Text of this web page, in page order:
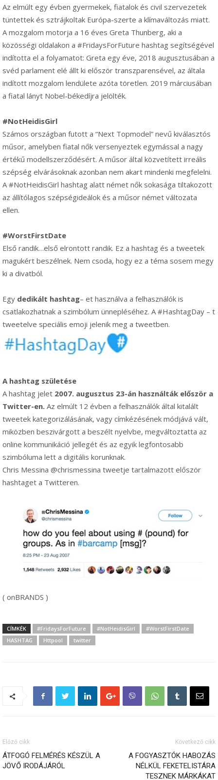
Az elmúlt egy évben gyermekek, fiatalok és civil szervezetek
tüntettek és sztrájkoltak Európa-szerte a klímaváltozás miatt.
A mozgalom motorja a 16 éves Greta Thunberg, aki a
közösségi oldalakon a #FridaysForFuture hashtag segítségével
indította el a folyamatot: Greta egy éve, 2018 augusztusában a
svéd parlament elé állt ki először transzparensével, az általa
indított mozgalom lendülete azóta töretlen. 2019 márciusában
a fiatal lányt Nobel-békedíjra jelölték.
#NotHeidisGirl
Számos országban futott a “Next Topmodel” nevű kiválasztós
műsor, amelyben fiatal nők versenyeztek egymással a nagy
értékű modellszerződésért. A műsor által közvetített irreális
szépség elvárásoknak azonban nem akart mindenki megfelelni.
A #NotHeidisGirl hashtag alatt német nők sokasága tiltakozott
az állítólagos szépségideálok és a műsor német változata
ellen.
#WorstFirstDate
Első randik…első elrontott randik. Ez a hashtag és a tweetek
magukért beszélnek. Nem csoda, hogy ez a téma sosem megy
ki a divatból.
Egy dedikált hashtag– et használva a felhasználók is
csatlakozhatnak a szimbólum ünnepléséhez. A #HashtagDay – t
tweetelve speciális emoji jelenik meg a tweetben.
A hashtag születése
A hashtag jelet 2007. augusztus 23-án használták először a
Twitter-en. Az elmúlt 12 évben a felhasználók által kitalált
tweetek kategorizálásának, vagy címkézésének módjává vált,
miközben beszivárgott a beszélt nyelvbe, megváltoztatta az
online kommunikáció jellegét és az egyik legfontosabb
szimbóluma lett a digitális korunknak.
Chris Messina @chrismessina tweetje tartalmazott először
hashtaget a Twitteren.
( onBRANDS )
CÍMKÉK #FridaysForFuture #NotHeidisGirl
#WorstFirstDate
HASHTAG
Httpool twitter
Előző cikk
ÁTFOGÓ FELMÉRÉS KÉSZÜL A
JÖVŐ IRODÁJÁRÓL
Következő cikk
A FOGYASZTÓK HABOZÁS
NÉLKÜL FEKETELISTÁRA
TESZNEK MÁRKÁKAT